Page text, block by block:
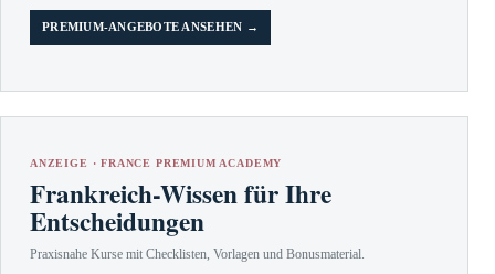
PREMIUM-ANGEBOTE ANSEHEN →
ANZEIGE · FRANCE PREMIUM ACADEMY
Frankreich-Wissen für Ihre
Entscheidungen
Praxisnahe Kurse mit Checklisten, Vorlagen und Bonusmaterial.